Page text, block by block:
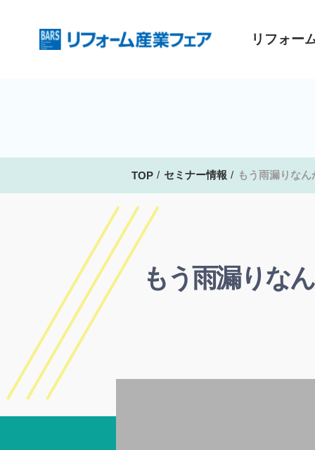
リフォー
TOP セミナー情報 もう雨漏りな
もう雨漏りな